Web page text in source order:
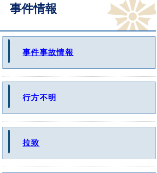
事件情報
事件事故情報
行方不明
拉致